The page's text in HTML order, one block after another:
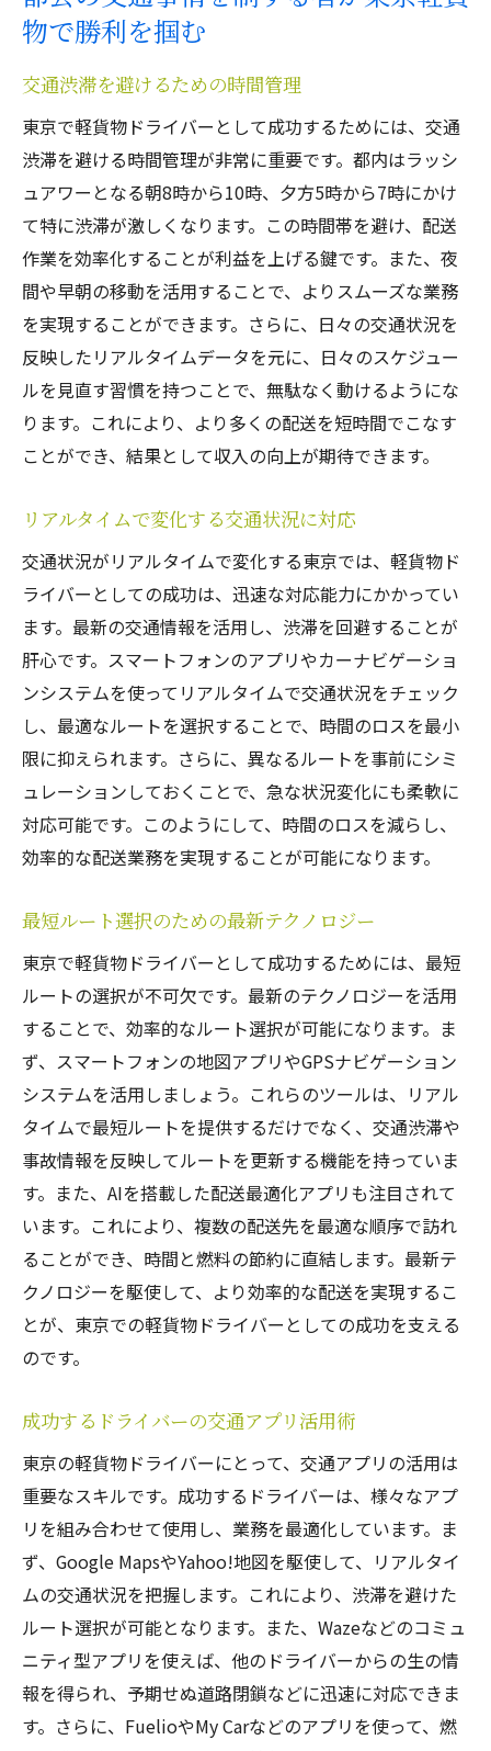
物で勝利を掴む
交通渋滞を避けるための時間管理
東京で軽貨物ドライバーとして成功するためには、交通
渋滞を避ける時間管理が非常に重要です。都内はラッシ
ュアワーとなる朝8時から10時、夕方5時から7時にかけ
て特に渋滞が激しくなります。この時間帯を避け、配送
作業を効率化することが利益を上げる鍵です。また、夜
間や早朝の移動を活用することで、よりスムーズな業務
を実現することができます。さらに、日々の交通状況を
反映したリアルタイムデータを元に、日々のスケジュー
ルを見直す習慣を持つことで、無駄なく動けるようにな
ります。これにより、より多くの配送を短時間でこなす
ことができ、結果として収入の向上が期待できます。
リアルタイムで変化する交通状況に対応
交通状況がリアルタイムで変化する東京では、軽貨物ド
ライバーとしての成功は、迅速な対応能力にかかってい
ます。最新の交通情報を活用し、渋滞を回避することが
肝心です。スマートフォンのアプリやカーナビゲーショ
ンシステムを使ってリアルタイムで交通状況をチェック
し、最適なルートを選択することで、時間のロスを最小
限に抑えられます。さらに、異なるルートを事前にシミ
ュレーションしておくことで、急な状況変化にも柔軟に
対応可能です。このようにして、時間のロスを減らし、
効率的な配送業務を実現することが可能になります。
最短ルート選択のための最新テクノロジー
東京で軽貨物ドライバーとして成功するためには、最短
ルートの選択が不可欠です。最新のテクノロジーを活用
することで、効率的なルート選択が可能になります。ま
ず、スマートフォンの地図アプリやGPSナビゲーション
システムを活用しましょう。これらのツールは、リアル
タイムで最短ルートを提供するだけでなく、交通渋滞や
事故情報を反映してルートを更新する機能を持っていま
す。また、AIを搭載した配送最適化アプリも注目されて
います。これにより、複数の配送先を最適な順序で訪れ
ることができ、時間と燃料の節約に直結します。最新テ
クノロジーを駆使して、より効率的な配送を実現するこ
とが、東京での軽貨物ドライバーとしての成功を支える
のです。
成功するドライバーの交通アプリ活用術
東京の軽貨物ドライバーにとって、交通アプリの活用は
重要なスキルです。成功するドライバーは、様々なアプ
リを組み合わせて使用し、業務を最適化しています。ま
ず、Google MapsやYahoo!地図を駆使して、リアルタイ
ムの交通状況を把握します。これにより、渋滞を避けた
ルート選択が可能となります。また、Wazeなどのコミュ
ニティ型アプリを使えば、他のドライバーからの生の情
報を得られ、予期せぬ道路閉鎖などに迅速に対応できま
す。さらに、FuelioやMy Carなどのアプリを使って、燃